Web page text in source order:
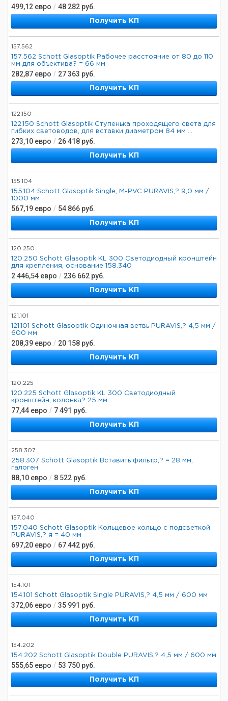
499,12 евро / 48 282 руб.
Получить КП
157.562
157.562 Schott Glasoptik Рабочее расстояние от 80 до 110
мм для объектива? = 66 мм
282,87 евро / 27 363 руб.
Получить КП
122.150
122.150 Schott Glasoptik Ступенька проходящего света для
гибких световодов, для вставки диаметром 84 мм ...
273,10 евро / 26 418 руб.
Получить КП
155.104
155.104 Schott Glasoptik Single, M-PVC PURAVIS,? 9,0 мм /
1000 мм
567,19 евро / 54 866 руб.
Получить КП
120.250
120.250 Schott Glasoptik KL 300 Светодиодный кронштейн
для крепления, основание 158.340
2 446,54 евро / 236 662 руб.
Получить КП
121.101
121.101 Schott Glasoptik Одиночная ветвь PURAVIS,? 4,5 мм /
600 мм
208,39 евро / 20 158 руб.
Получить КП
120.225
120.225 Schott Glasoptik KL 300 Светодиодный
кронштейн, колонка? 25 мм
77,44 евро / 7 491 руб.
Получить КП
258.307
258.307 Schott Glasoptik Вставить фильтр,? = 28 мм,
галоген
88,10 евро / 8 522 руб.
Получить КП
157.040
157.040 Schott Glasoptik Кольцевое кольцо с подсветкой
PURAVIS,? я = 40 мм
697,20 евро / 67 442 руб.
Получить КП
154.101
154.101 Schott Glasoptik Single PURAVIS,? 4,5 мм / 600 мм
372,06 евро / 35 991 руб.
Получить КП
154.202
154.202 Schott Glasoptik Double PURAVIS,? 4,5 мм / 600 мм
555,65 евро / 53 750 руб.
Получить КП